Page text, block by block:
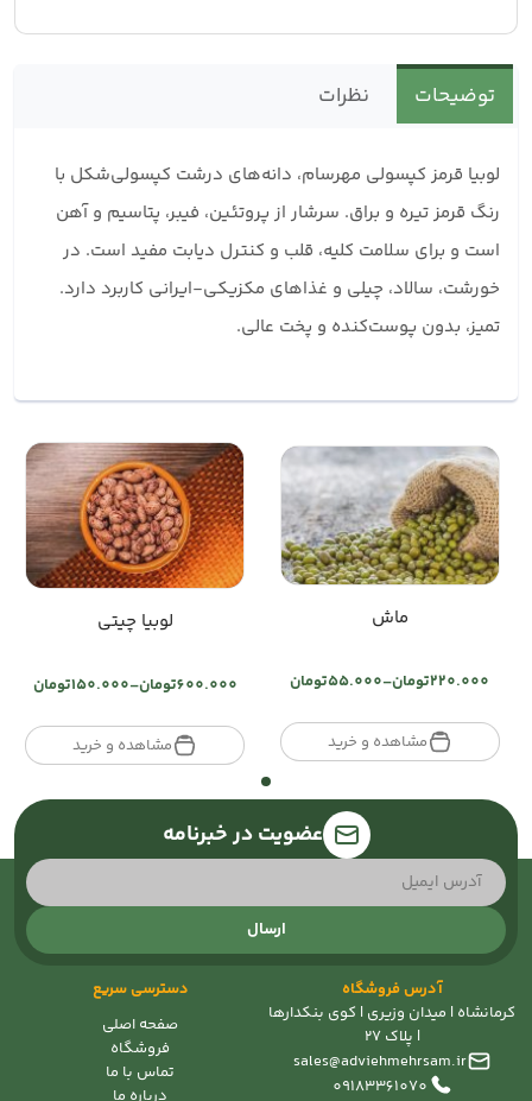
توضیحات نظرات
لوبیا قرمز کپسولی مهرسام، دانه‌های درشت کپسولی‌شکل با
رنگ قرمز تیره و براق. سرشار از پروتئین، فیبر، پتاسیم و آهن
است و برای سلامت کلیه، قلب و کنترل دیابت مفید است. در
خورشت، سالاد، چیلی و غذاهای مکزیکی-ایرانی کاربرد دارد.
تمیز، بدون پوست‌کنده و پخت عالی.
ماش
تومان220.000
– تومان55.000
Price
تومان55.000
through
مشاهده و خرید
لوبیا چیتی
تومان600.000
– تومان150.000
Price
تومان150.000
through
مشاهده و خرید
عضویت در خبرنامه
ارسال
آدرس فروشگاه
کرمانشاه | میدان وزیری | کوی بنکدارها
| پلاک 27
sales@adviehmehrsam.ir
09183361070
دسترسی سریع
صفحه اصلی
فروشگاه
تماس با ما